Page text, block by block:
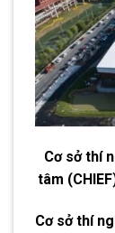
Cơ sở thí
tâm
Cơ sở thí